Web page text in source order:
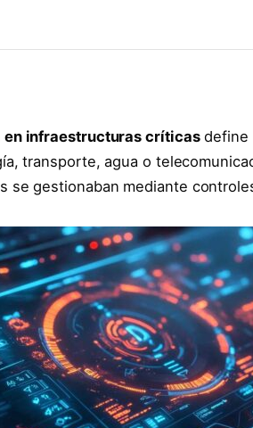
en infraestructuras críticasdefine
transporte, agua o
se gestionaban mediante